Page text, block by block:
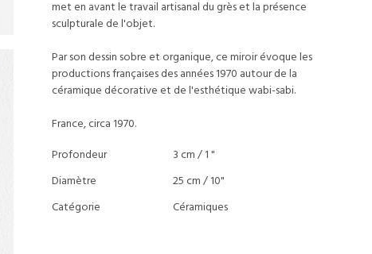
met en avant le travail artisanal du grès et la présence
sculpturale de l'objet.
Par son dessin sobre et organique, ce miroir évoque les
productions françaises des années 1970 autour de la
céramique décorative et de l'esthétique wabi-sabi.
France, circa 1970.
Profondeur
3 cm / 1 "
Diamètre
25 cm / 10"
Catégorie
Céramiques